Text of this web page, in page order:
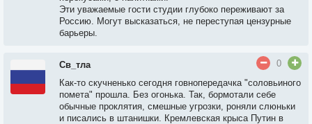
Эти уважаемые гости студии глубоко переживают за
Россию. Могут высказаться, не переступая цензурные
барьеры.
Св_тла
0
Как-то скучненько сегодня говнопередачка "соловьиного
помета" прошла. Без огонька. Так, бормотали себе
обычные проклятия, смешные угрозки, роняли слюньки
и писались в штанишки. Кремлевская крыса Путин в